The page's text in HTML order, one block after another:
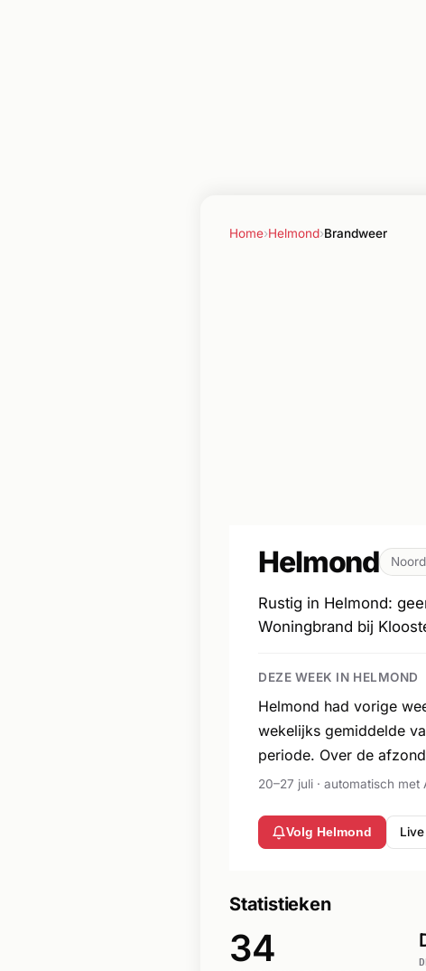
Home›Helmond›Brandweer
Helmond
Rustig in Helmond:
Woningbrand bij
DEZE WEEK IN HELMOND
Helmond had vorige
wekelijks gemiddelde
periode. Over de
20–27 juli · automatisch
Volg Helmond
Statistieken
34